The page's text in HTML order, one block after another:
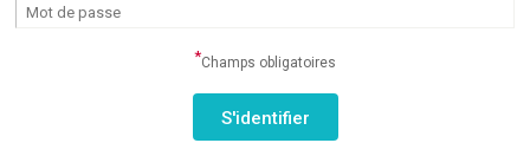
*Champs obligatoires